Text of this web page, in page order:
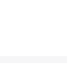
zum Backen
Pizza-Teller